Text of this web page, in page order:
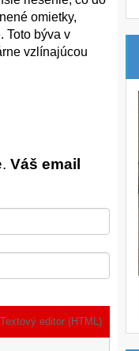
omietky,
Toto býva v
vzlínajúcou
Váš email
Textový editor (HTML)